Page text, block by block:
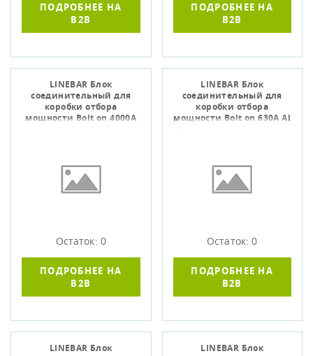
ПОДРОБНЕЕ НА
B2B
ПОДРОБНЕЕ НА
B2B
LINEBAR Блок
соединительный для
коробки отбора
мощности Bolt on 4000А
Остаток: 0
ПОДРОБНЕЕ НА
B2B
LINEBAR Блок
соединительный для
коробки отбора
мощности Bolt on 630А Al
Остаток: 0
ПОДРОБНЕЕ НА
B2B
LINEBAR Блок
LINEBAR Блок